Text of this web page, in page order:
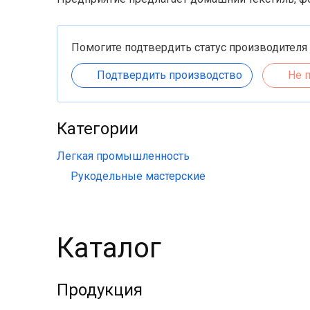
Помогите подтвердить статус производителя
Подтвердить производство Не
Категории
Легкая промышленность
Рукодельные мастерские
Каталог
Продукция